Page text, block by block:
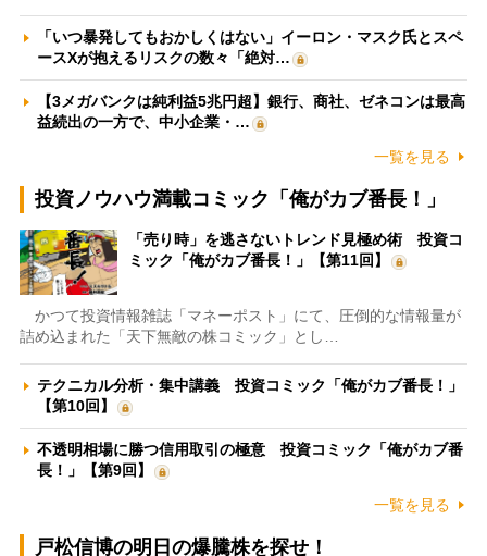
「いつ暴発してもおかしくはない」イーロン・マスク氏とスペ
ースXが抱えるリスクの数々「絶対…
【3メガバンクは純利益5兆円超】銀行、商社、ゼネコンは最高
益続出の一方で、中小企業・…
一覧を見る
投資ノウハウ満載コミック「俺がカブ番長！」
「売り時」を逃さないトレンド見極め術 投資コ
ミック「俺がカブ番長！」【第11回】
かつて投資情報雑誌「マネーポスト」にて、圧倒的な情報量が
詰め込まれた「天下無敵の株コミック」とし…
テクニカル分析・集中講義 投資コミック「俺がカブ番長！」
【第10回】
不透明相場に勝つ信用取引の極意 投資コミック「俺がカブ番
長！」【第9回】
一覧を見る
戸松信博の明日の爆騰株を探せ！